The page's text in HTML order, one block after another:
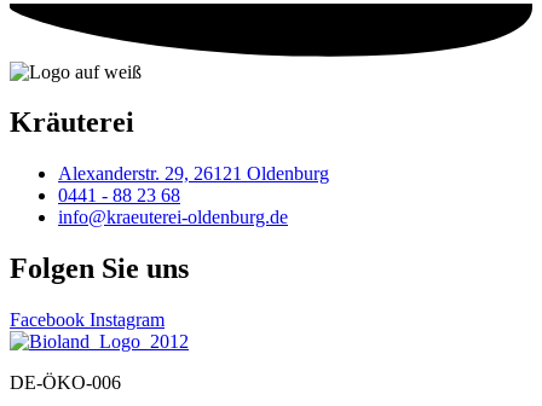
Kräuterei
Alexanderstr. 29, 26121 Oldenburg
0441 - 88 23 68
info@kraeuterei-oldenburg.de
Folgen Sie uns
Facebook Instagram
DE-ÖKO-006